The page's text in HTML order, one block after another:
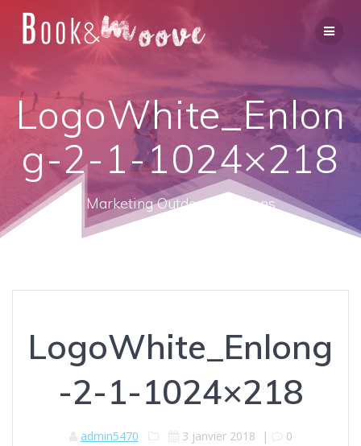
LogoWhite_Enlon
g-2-1-1024×218
Marketing Outdoor Solutions
LogoWhite_Enlong
-2-1-1024×218
admin5470 3 janvier 2018 | 0